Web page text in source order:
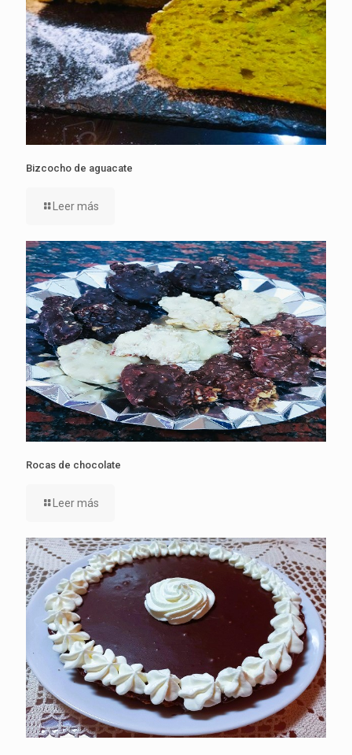
Bizcocho de aguacate
Leer más
Rocas de chocolate
Leer más